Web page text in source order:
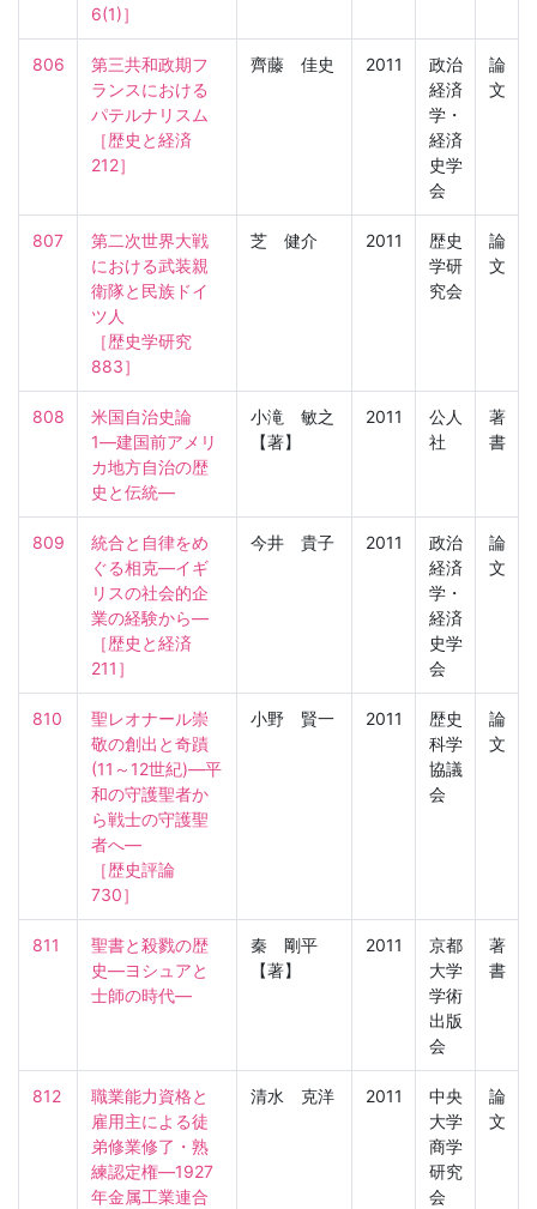
6(1)］
806
第三共和政期フ
ランスにおける
パテルナリスム
［歴史と経済
212］
齊藤 佳史 2011
政治
経済
学・
経済
史学
会
論
文
807
第二次世界大戦
における武装親
衛隊と民族ドイ
ツ人
［歴史学研究
883］
芝 健介 2011
歴史
学研
究会
論
文
808
米国自治史論
1―建国前アメリ
カ地方自治の歴
史と伝統―
小滝 敏之
【著】
2011
公人
社
著
書
809
統合と自律をめ
ぐる相克―イギ
リスの社会的企
業の経験から―
［歴史と経済
211］
今井 貴子 2011
政治
経済
学・
経済
史学
会
論
文
810
聖レオナール崇
敬の創出と奇蹟
(11～12世紀)―平
和の守護聖者か
ら戦士の守護聖
者へ―
［歴史評論
730］
小野 賢一 2011
歴史
科学
協議
会
論
文
811
聖書と殺戮の歴
史―ヨシュアと
士師の時代―
秦 剛平
【著】
2011
京都
大学
学術
出版
会
著
書
812
職業能力資格と
雇用主による徒
弟修業修了・熟
練認定権―1927
年金属工業連合
清水 克洋 2011
中央
大学
商学
研究
会
論
文